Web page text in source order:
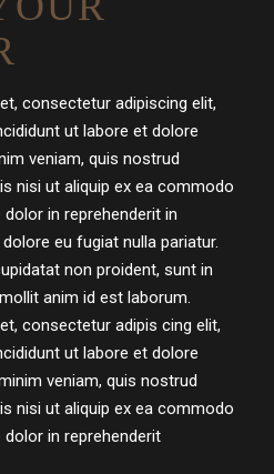
consectetur adipiscing elit,
ut labore et dolore
veniam, quis nostrud
nisi ut aliquip ex ea commodo
in reprehenderit in
eu fugiat nulla pariatur.
non proident, sunt in
anim id est laborum.
consectetur adipis cing elit,
ut labore et dolore
veniam, quis nostrud
nisi ut aliquip ex ea commodo
in reprehenderit